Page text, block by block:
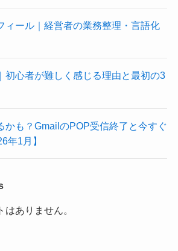
ィール｜経営者の業務整理・言語化
初心者が難しく感じる理由と最初の3
かも？GmailのPOP受信終了と今すぐ
年1月】
ありません。